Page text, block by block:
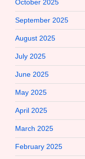
October 2025
September 2025
August 2025
July 2025
June 2025
May 2025
April 2025
March 2025
February 2025